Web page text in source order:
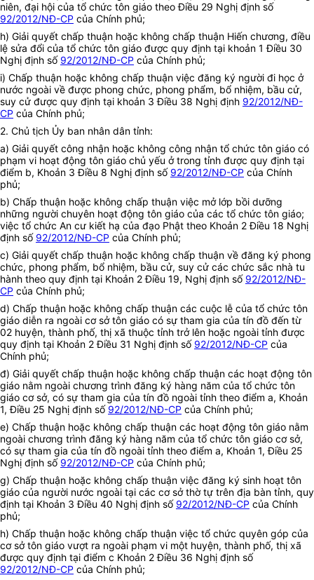
niên, đại hội của tổ chức tôn giáo theo Điều 29 Nghị định số
92/2012/NĐ-CP của Chính phủ;
h) Giải quyết chấp thuận hoặc không chấp thuận Hiến chương, điều
lệ sửa đổi của tổ chức tôn giáo được quy định tại khoản 1 Điều 30
Nghị định số 92/2012/NĐ-CP của Chính phủ;
i) Chấp thuận hoặc không chấp thuận việc đăng ký người đi học ở
nước ngoài về được phong chức, phong phẩm, bổ nhiệm, bầu cử,
suy cử được quy định tại khoản 3 Điều 38 Nghị định 92/2012/NĐ-
CP của Chính phủ;
2. Chủ tịch Ủy ban nhân dân tỉnh:
a) Giải quyết công nhận hoặc không công nhận tổ chức tôn giáo có
phạm vi hoạt động tôn giáo chủ yếu ở trong tỉnh được quy định tại
điểm b, Khoản 3 Điều 8 Nghị định số 92/2012/NĐ-CP của Chính
phủ;
b) Chấp thuận hoặc không chấp thuận việc mở lớp bồi dưỡng
những người chuyên hoạt động tôn giáo của các tổ chức tôn giáo;
việc tổ chức An cư kiết hạ của đạo Phật theo Khoản 2 Điều 18 Nghị
định số 92/2012/NĐ-CP của Chính phủ;
c) Giải quyết chấp thuận hoặc không chấp thuận về đăng ký phong
chức, phong phẩm, bổ nhiệm, bầu cử, suy cử các chức sắc nhà tu
hành theo quy định tại Khoản 2 Điều 19, Nghị định số 92/2012/NĐ-
CP của Chính phủ;
d) Chấp thuận hoặc không chấp thuận các cuộc lễ của tổ chức tôn
giáo diễn ra ngoài cơ sở tôn giáo có sự tham gia của tín đồ đến từ
02 huyện, thành phố, thị xã thuộc tỉnh trở lên hoặc ngoài tỉnh được
quy định tại Khoản 2 Điều 31 Nghị định số 92/2012/NĐ-CP của
Chính phủ;
đ) Giải quyết chấp thuận hoặc không chấp thuận các hoạt động tôn
giáo nằm ngoài chương trình đăng ký hàng năm của tổ chức tôn
giáo cơ sở, có sự tham gia của tín đồ ngoài tỉnh theo điểm a, Khoản
1, Điều 25 Nghị định số 92/2012/NĐ-CP của Chính phủ;
e) Chấp thuận hoặc không chấp thuận các hoạt động tôn giáo nằm
ngoài chương trình đăng ký hàng năm của tổ chức tôn giáo cơ sở,
có sự tham gia của tín đồ ngoài tỉnh theo điểm a, Khoản 1, Điều 25
Nghị định số 92/2012/NĐ-CP của Chính phủ;
g) Chấp thuận hoặc không chấp thuận việc đăng ký sinh hoạt tôn
giáo của người nước ngoài tại các cơ sở thờ tự trên địa bàn tỉnh, quy
định tại Khoản 3 Điều 40 Nghị định số 92/2012/NĐ-CP của Chính
phủ;
h) Chấp thuận hoặc không chấp thuận việc tổ chức quyên góp của
cơ sở tôn giáo vượt ra ngoài phạm vi một huyện, thành phố, thị xã
được quy định tại điểm c Khoản 2 Điều 36 Nghị định số
92/2012/NĐ-CP của Chính phủ;